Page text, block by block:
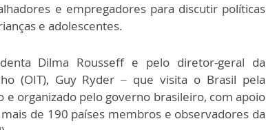
e empregadores para discutir políticas
e adolescentes.
Dilma Rousseff e pelo diretor-geral da
(OIT), Guy Ryder – que visita o Brasil pela
organizado pelo governo brasileiro, com apoio
de 190 países membros e observadores da